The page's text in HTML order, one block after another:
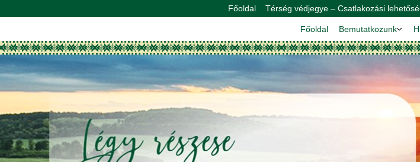
Főoldal Térség védjegye – Csatlakozási
Főoldal Bemutatkozunk